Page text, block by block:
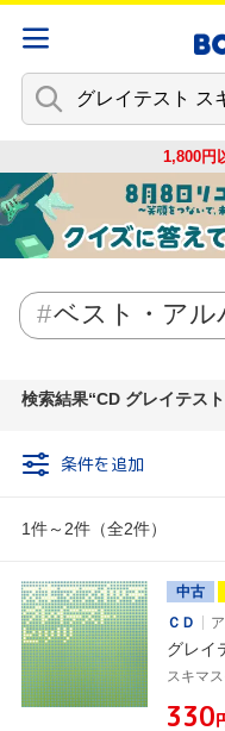
1,800円
ベスト・アル
検索結果 CD グレイテス
条件を追加
1件～2件（全2件）
中古
ＣＤ
グレイ
スキマ
¥330